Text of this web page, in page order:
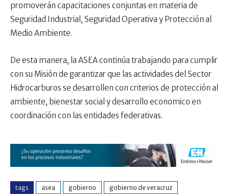
promoverán capacitaciones conjuntas en materia de
Seguridad Industrial, Seguridad Operativa y Protección al
Medio Ambiente.
De esta manera, la ASEA continúa trabajando para cumplir
con su Misión de garantizar que las actividades del Sector
Hidrocarburos se desarrollen con criterios de protección al
ambiente, bienestar social y desarrollo economico en
coordinación con las entidades federativas.
tags asea gobierno
gobierno de veracruz